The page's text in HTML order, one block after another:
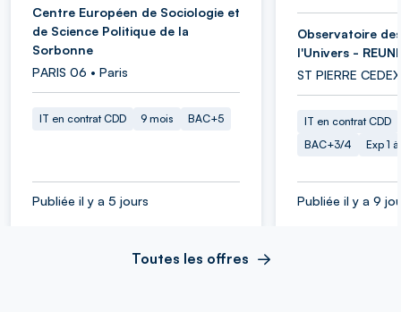
Centre Européen de Sociologie et
de Science Politique de la
Sorbonne
PARIS 06 • Paris
IT en contrat CDD 9 mois BAC+5
Publiée il y a 5 jours
Observatoire
l'Univers -
ST PIERRE
IT en contrat CDD
BAC+3/4
Exp 1
Publiée il y a 9
Toutes les offres